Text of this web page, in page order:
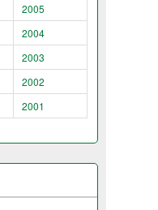
2005
2004
2003
2002
2001